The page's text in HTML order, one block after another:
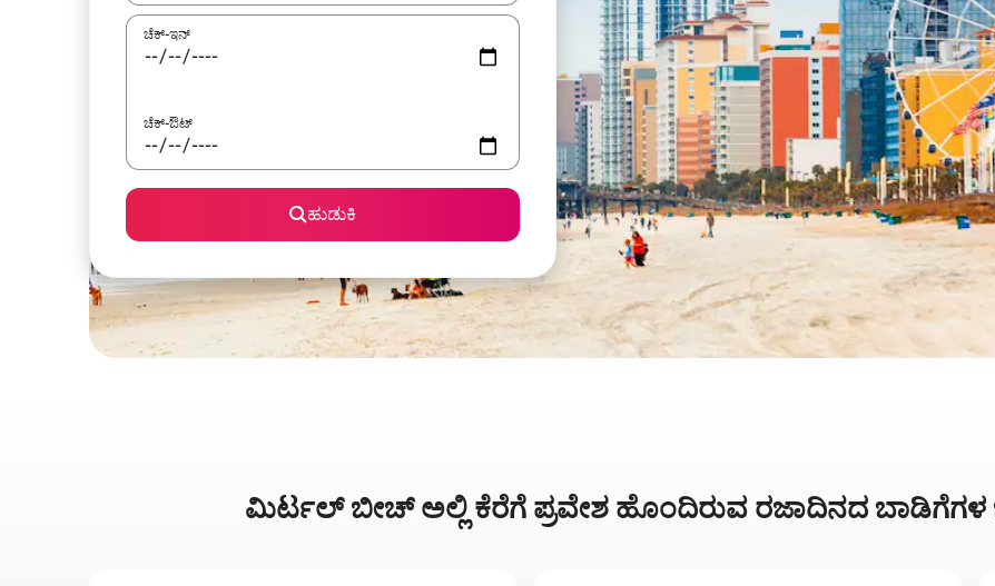
ಚೆಕ್-ಇನ್
ಚೆಕ್-ಔಟ್
ಹುಡುಕಿ
ಮಿರ್ಟಲ್ ಬೀಚ್ ಅಲ್ಲಿ ಕೆರೆಗೆ ಪ್ರವೇಶ ಹೊಂದಿರುವ ರಜಾದಿನದ ಬಾಡಿಗೆಗಳ